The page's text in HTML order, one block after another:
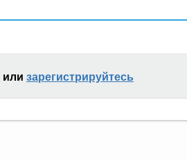
или зарегистрируйтесь